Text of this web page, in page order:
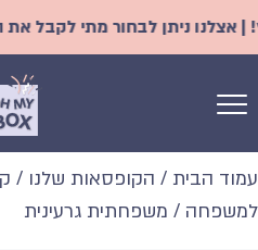
ניתן לבחור מתי לקבל את
עמוד הבית / הקופסאות שלנו /
למשפחה / משפחתית גרעינית